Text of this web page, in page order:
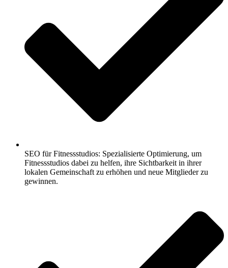
SEO für Fitnessstudios: Spezialisierte Optimierung, um
Fitnessstudios dabei zu helfen, ihre Sichtbarkeit in ihrer
lokalen Gemeinschaft zu erhöhen und neue Mitglieder zu
gewinnen.